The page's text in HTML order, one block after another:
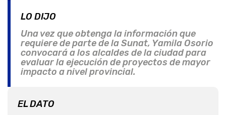
LO DIJO
Una vez que obtenga la información que
requiere de parte de la Sunat, Yamila Osorio
convocará a los alcaldes de la ciudad para
evaluar la ejecución de proyectos de mayor
impacto a nivel provincial.
EL DATO